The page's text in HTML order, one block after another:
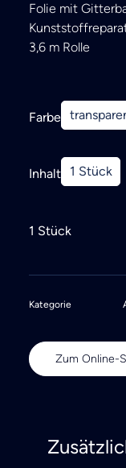
Folie mit
3,6 m Rolle
Farbe
Inhalt 1 Stück
1 Stück
Kategorie
Zum Online-